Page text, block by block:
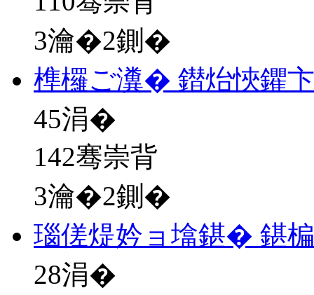
3瀹�2鍘�
榫欏ご瀵� 鐟炲悏鑺
45涓�
142骞崇背
3瀹�2鍘�
瑙傞煶妗ョ墖鍖� 鍖
28涓�